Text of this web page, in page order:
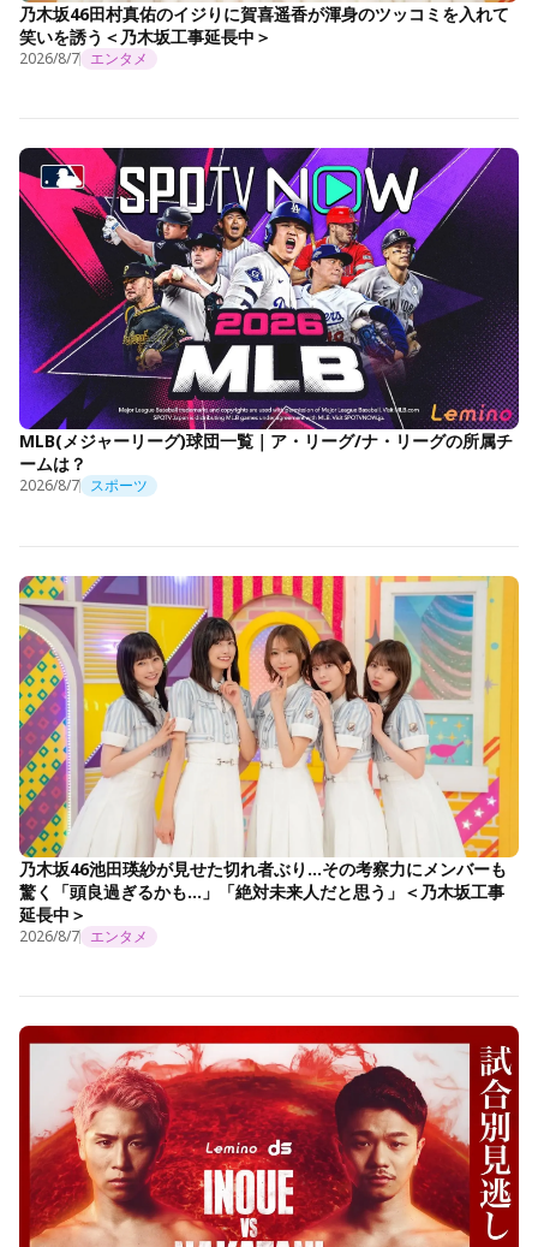
乃木坂46田村真佑のイジりに賀喜遥香が渾身のツッコミを入れて
笑いを誘う＜乃木坂工事延長中＞
2026/8/7 エンタメ
MLB(メジャーリーグ)球団一覧｜ア・リーグ/ナ・リーグの所属チ
ームは？
2026/8/7 スポーツ
乃木坂46池田瑛紗が見せた切れ者ぶり…その考察力にメンバーも
驚く「頭良過ぎるかも…」「絶対未来人だと思う」＜乃木坂工事
延長中＞
2026/8/7 エンタメ